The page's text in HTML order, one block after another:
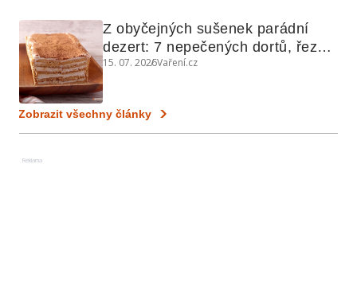
Z obyčejných sušenek parádní
dezert: 7 nepečených dortů, řezů
a koláčů
15. 07. 2026Vaření.cz
Zobrazit všechny články
Reklama